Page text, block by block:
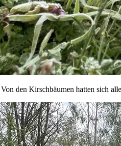
Von den Kirschbäumen hatten sich